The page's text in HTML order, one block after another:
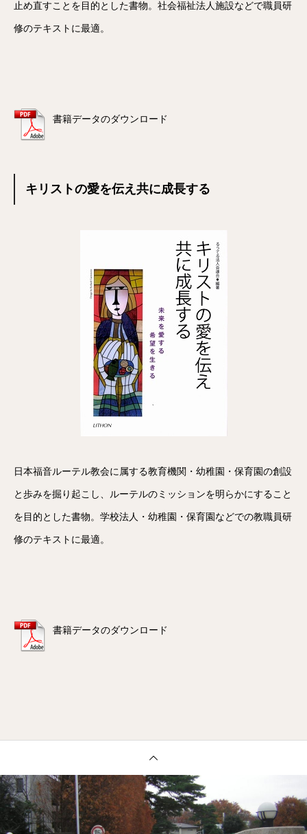
止め直すことを目的とした書物。社会福祉法人施設などで職員研
修のテキストに最適。
書籍データのダウンロード
キリストの愛を伝え共に成長する
日本福音ルーテル教会に属する教育機関・幼稚園・保育園の創設
と歩みを掘り起こし、ルーテルのミッションを明らかにすること
を目的とした書物。学校法人・幼稚園・保育園などでの教職員研
修のテキストに最適。
書籍データのダウンロード